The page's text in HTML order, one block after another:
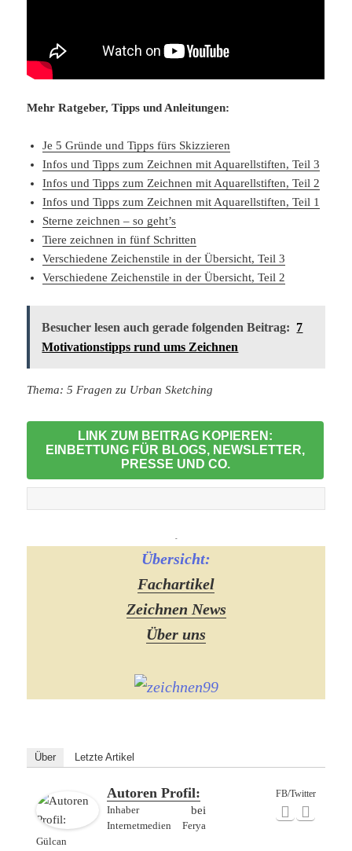
Mehr Ratgeber, Tipps und Anleitungen:
Je 5 Gründe und Tipps fürs Skizzieren
Infos und Tipps zum Zeichnen mit Aquarellstiften, Teil 3
Infos und Tipps zum Zeichnen mit Aquarellstiften, Teil 2
Infos und Tipps zum Zeichnen mit Aquarellstiften, Teil 1
Sterne zeichnen – so geht’s
Tiere zeichnen in fünf Schritten
Verschiedene Zeichenstile in der Übersicht, Teil 3
Verschiedene Zeichenstile in der Übersicht, Teil 2
Besucher lesen auch gerade folgenden Beitrag: 7
Motivationstipps rund ums Zeichnen
Thema: 5 Fragen zu Urban Sketching
LINK ZUM BEITRAG KOPIEREN:
EINBETTUNG FÜR BLOGS, NEWSLETTER,
PRESSE UND CO.
-
Übersicht:
Fachartikel
Zeichnen News
Über uns
Über Letzte Artikel
FB/Twitter
Autoren Profil:
Inhaberbei
Internetmedien Ferya
Gülcan